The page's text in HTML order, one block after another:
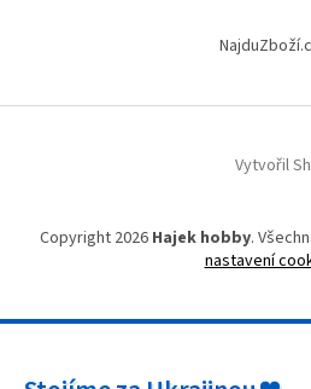
Vytvořil
Copyright 2026 Hajek hobby.
nastavení